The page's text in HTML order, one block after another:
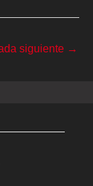
siguiente →